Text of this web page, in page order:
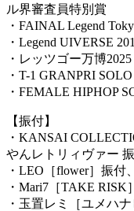
ル界審査員特別賞
・FAINAL Legend
・Legend UIVERSE
・レッツゴー万博
・T-1 GRANPRI
・FEMALE HIPHOP
【振付】
・KANSAI
やんレトリィヴァー
・LEO［flower］振付
・Mari7［TAKE
・玉置レミ［ユメハ